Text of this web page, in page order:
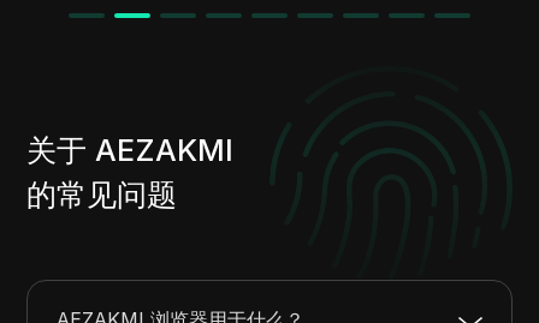
关于 AEZAKMI
的常见问题